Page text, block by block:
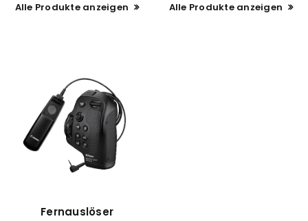
Alle Produkte anzeigen
Alle Produkte anzeigen
Fernauslöser